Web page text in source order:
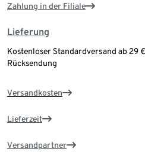
Zahlung in der Filiale
Lieferung
Kostenloser Standardversand ab 29
Rücksendung
Versandkosten
Lieferzeit
Versandpartner